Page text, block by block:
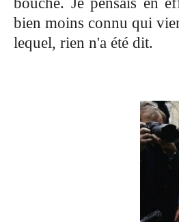
bien moins connu qui
lequel, rien n'a été dit.